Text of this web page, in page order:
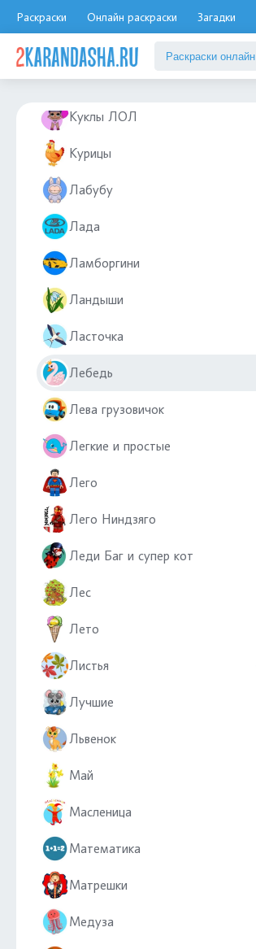
Раскраски Онлайн раскраски Загадки
Кузнечики
Куклы ЛОЛ
Курицы
Лабубу
Лада
Ламборгини
Ландыши
Ласточка
Лебедь
Лева грузовичок
Легкие и простые
Лего
Лего Ниндзяго
Леди Баг и супер кот
Лес
Лето
Листья
Лучшие
Львенок
Май
Масленица
Математика
Матрешки
Медуза